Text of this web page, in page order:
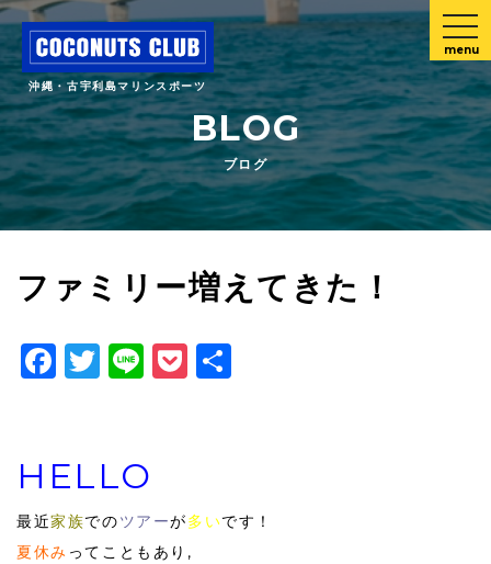
沖縄・古宇利島マリンスポーツ
menu
BLOG
ブログ
ファミリー増えてきた！
Facebook
Twitter
LinePocket
HELLO
最近家族でのツアーが多いです！
夏休み ってこともあり,